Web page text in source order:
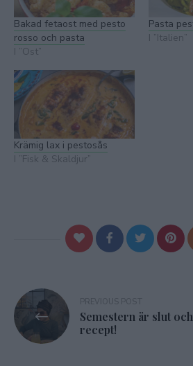
Bakad fetaost med pesto
rosso och pasta
I ”Ost”
Pasta
I ”Italien”
Krämig lax i pestosås
I ”Fisk & Skaldjur”
Inläggsnavigering
Semestern är slut
recept!